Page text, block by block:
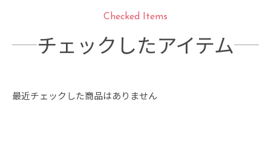
Checked Items
チェックしたアイテム
最近チェックした商品はありません